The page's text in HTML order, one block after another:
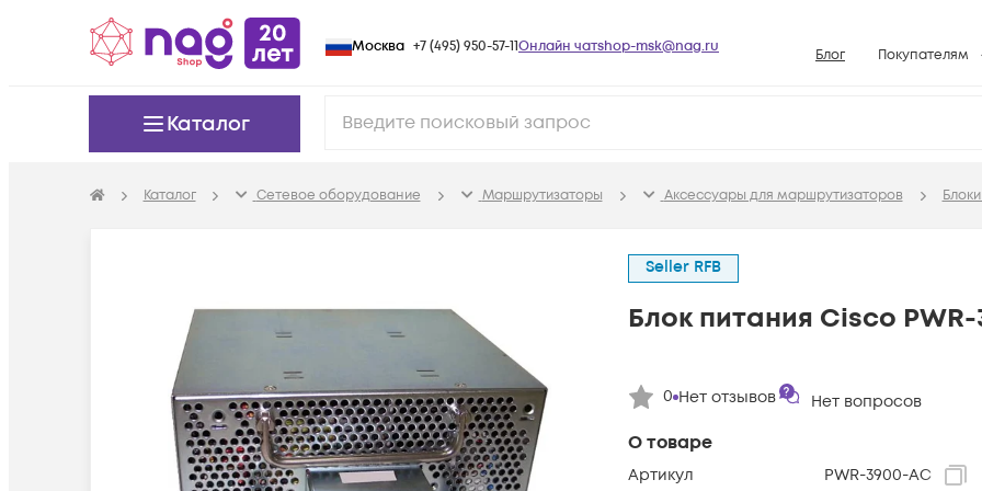
Москва +7 (495) 950-57-11Онлайн чатshop-msk@nag.ru Блог Покупателям
Условия
Вопросы и
Каталог
Каталог Сетевое оборудование Маршрутизаторы Аксессуары для маршрутизаторов
О товаре
Артикул
PWR-3900-AC
Seller RFB
Блок питания Cisco
0 Нет отзывов Нет вопросов